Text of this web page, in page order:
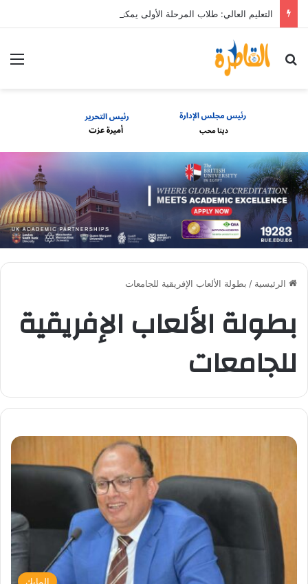
بحث عن
الرئيسية / بطولة الألعاب الإفريقية للجامعات
بطولة الألعاب الإفريقية
للجامعات
المايك